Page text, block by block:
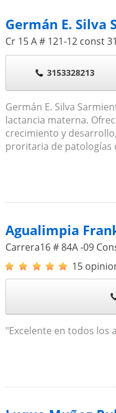
Germán E. Silva
Cr 15 A # 121-12 const
3153328213
Germán E. Silva
lactancia materna.
crecimiento y
proritaria de patologías
Agualimpia
Carrera16 # 84A -09
15
"Excelente en todos los